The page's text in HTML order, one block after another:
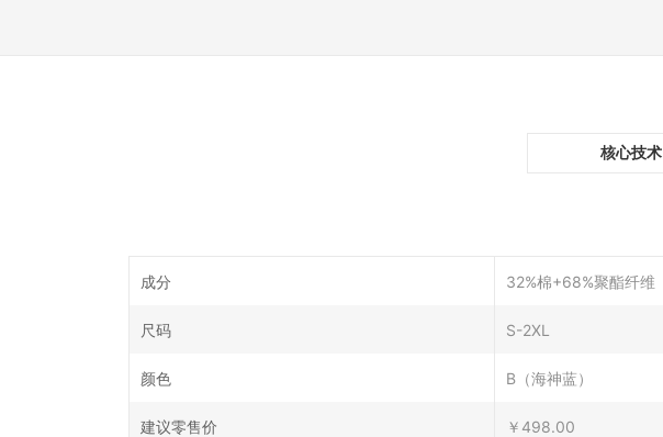
核心技术
成分 32%棉+68%聚酯纤维
尺码 S-2XL
颜色 B（海神蓝）
建议零售价 ￥498.00